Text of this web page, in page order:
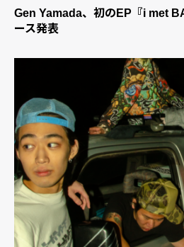
Gen Yamada、初のEP『i met
ース発表